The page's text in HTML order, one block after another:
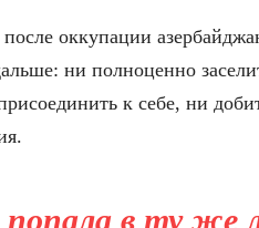
оккупации
ни полноценно
к себе, ни
попала в ту же